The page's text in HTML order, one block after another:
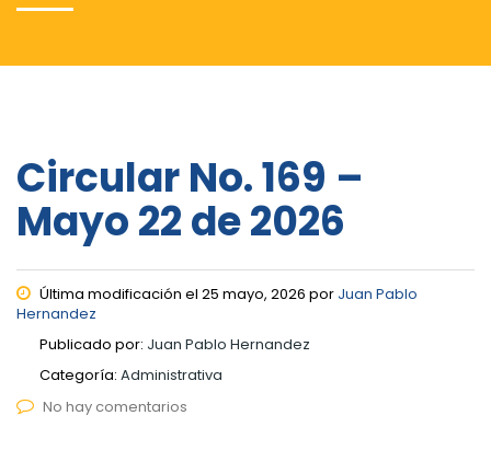
Circular No. 169 –
Mayo 22 de 2026
Última modificación el 25 mayo, 2026 por Juan Pablo
Hernandez
Publicado por: Juan Pablo Hernandez
Categoría: Administrativa
No hay comentarios